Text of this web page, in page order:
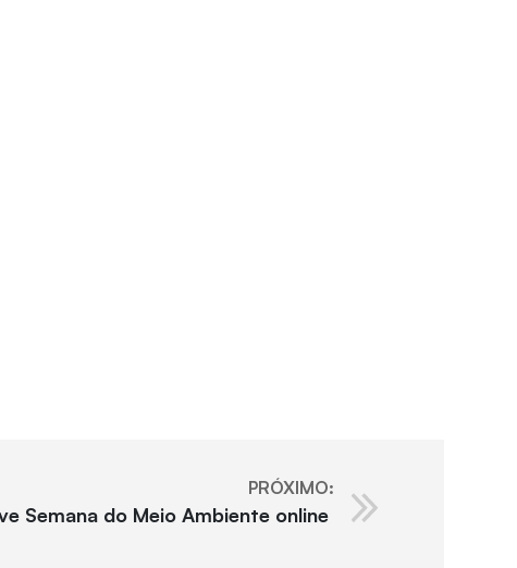
PRÓXIMO:
Semana do Meio Ambiente online